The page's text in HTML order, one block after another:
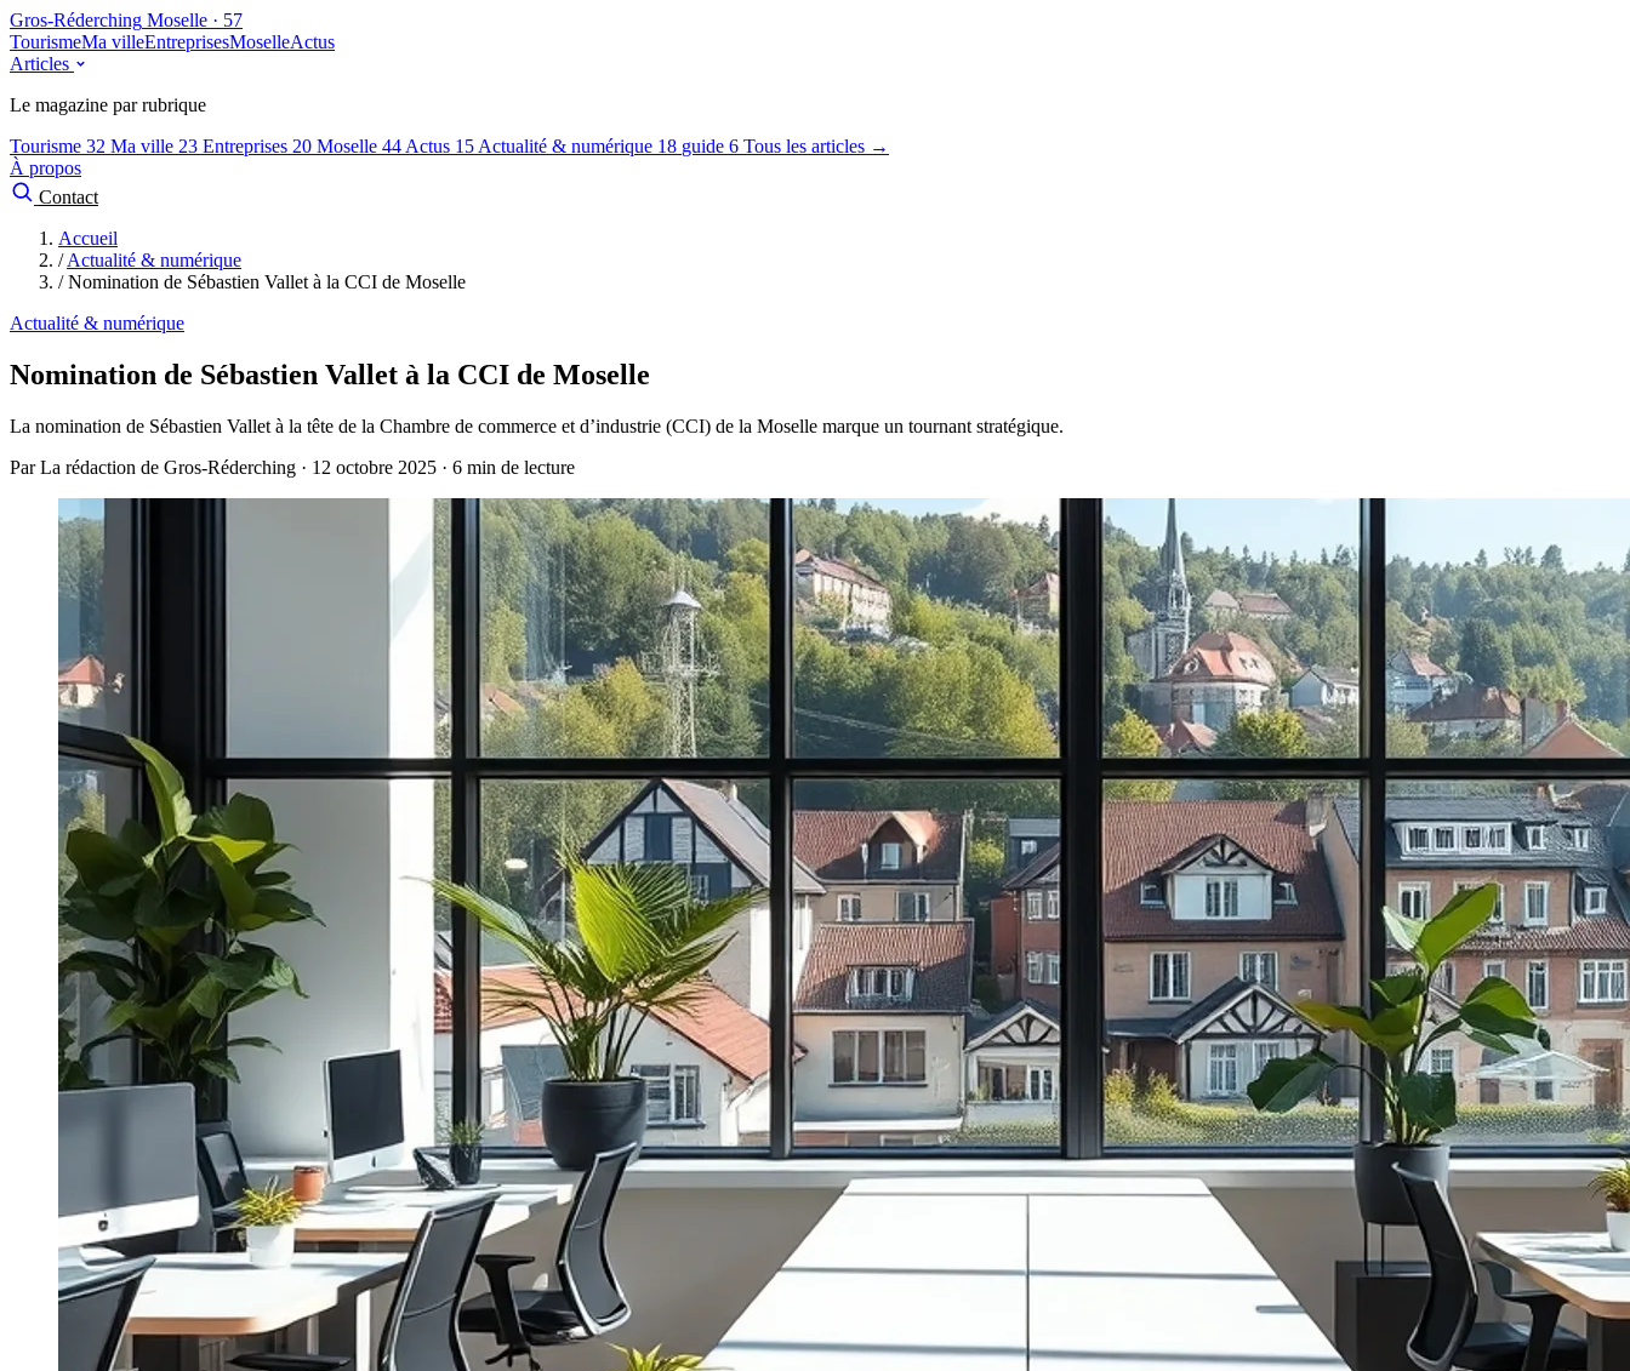
Gros-Réderching Moselle · 57
TourismeMa villeEntreprisesMoselleActus
Articles
Le magazine par rubrique
Tourisme 32 Ma ville 23 Entreprises 20 Moselle 44 Actus 15 Actualité & numérique 18 guide 6 Tous les articles →
À propos
Contact
Accueil
/ Actualité & numérique
/ Nomination de Sébastien Vallet à la CCI de Moselle
Actualité & numérique
Nomination de Sébastien Vallet à la CCI de Moselle
La nomination de Sébastien Vallet à la tête de la Chambre de commerce et d’industrie (CCI) de la Moselle marque un tournant stratégique.
Par La rédaction de Gros-Réderching · 12 octobre 2025 · 6 min de lecture